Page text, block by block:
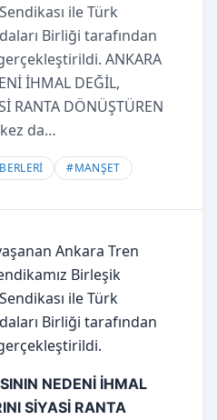
Sendikası ile Türk
Birliği tarafından
ANKARA
İHMAL DEĞİL,
RANTA DÖNÜŞTÜREN
da…
#MANŞET
Ankara Tren
Birleşik
Sendikası ile Türk
Birliği tarafından
NEDENİ İHMAL
SİYASİ RANTA